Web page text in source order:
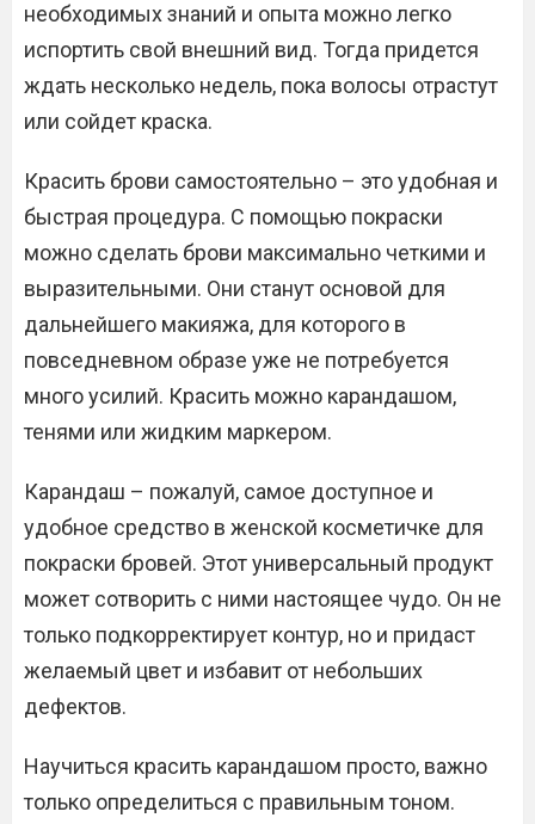
необходимых знаний и опыта можно легко
испортить свой внешний вид. Тогда придется
ждать несколько недель, пока волосы отрастут
или сойдет краска.
Красить брови самостоятельно – это удобная и
быстрая процедура. С помощью покраски
можно сделать брови максимально четкими и
выразительными. Они станут основой для
дальнейшего макияжа, для которого в
повседневном образе уже не потребуется
много усилий. Красить можно карандашом,
тенями или жидким маркером.
Карандаш – пожалуй, самое доступное и
удобное средство в женской косметичке для
покраски бровей. Этот универсальный продукт
может сотворить с ними настоящее чудо. Он не
только подкорректирует контур, но и придаст
желаемый цвет и избавит от небольших
дефектов.
Научиться красить карандашом просто, важно
только определиться с правильным тоном.